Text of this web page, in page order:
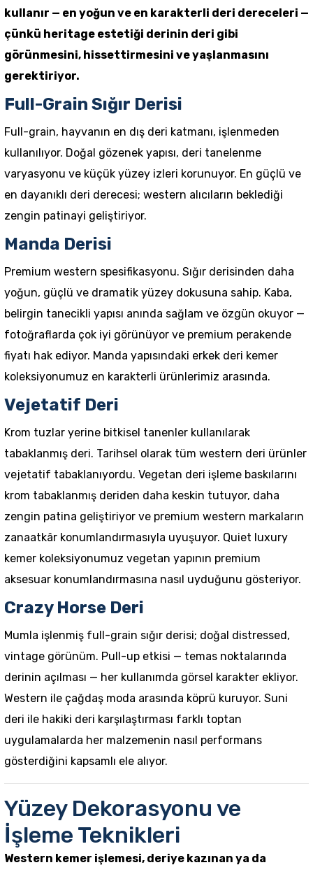
kullanır — en yoğun ve en karakterli deri dereceleri —
çünkü heritage estetiği derinin deri gibi
görünmesini, hissettirmesini ve yaşlanmasını
gerektiriyor.
Full-Grain Sığır Derisi
Full-grain, hayvanın en dış deri katmanı, işlenmeden
kullanılıyor. Doğal gözenek yapısı, deri tanelenme
varyasyonu ve küçük yüzey izleri korunuyor. En güçlü ve
en dayanıklı deri derecesi; western alıcıların beklediği
zengin patinayi geliştiriyor.
Manda Derisi
Premium western spesifikasyonu. Sığır derisinden daha
yoğun, güçlü ve dramatik yüzey dokusuna sahip. Kaba,
belirgin tanecikli yapısı anında sağlam ve özgün okuyor —
fotoğraflarda çok iyi görünüyor ve premium perakende
fiyatı hak ediyor. Manda yapısındaki erkek deri kemer
koleksiyonumuz en karakterli ürünlerimiz arasında.
Vejetatif Deri
Krom tuzlar yerine bitkisel tanenler kullanılarak
tabaklanmış deri. Tarihsel olarak tüm western deri ürünler
vejetatif tabaklanıyordu. Vegetan deri işleme baskılarını
krom tabaklanmış deriden daha keskin tutuyor, daha
zengin patina geliştiriyor ve premium western markaların
zanaatkâr konumlandırmasıyla uyuşuyor. Quiet luxury
kemer koleksiyonumuz vegetan yapının premium
aksesuar konumlandırmasına nasıl uyduğunu gösteriyor.
Crazy Horse Deri
Mumla işlenmiş full-grain sığır derisi; doğal distressed,
vintage görünüm. Pull-up etkisi — temas noktalarında
derinin açılması — her kullanımda görsel karakter ekliyor.
Western ile çağdaş moda arasında köprü kuruyor. Suni
deri ile hakiki deri karşılaştırması farklı toptan
uygulamalarda her malzemenin nasıl performans
gösterdiğini kapsamlı ele alıyor.
Yüzey Dekorasyonu ve
İşleme Teknikleri
Western kemer işlemesi, deriye kazınan ya da